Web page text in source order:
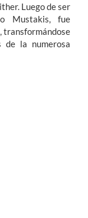
Luego de ser
Mustakis, fue
transformándose
de la numerosa